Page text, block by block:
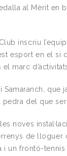
al Mèrit en
inscriu
esport en el si
marc
que
del que
noves
de
un frontó-tennis